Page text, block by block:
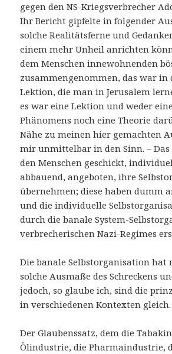
gegen den NS-Kriegsverbrecher
Ihr Bericht gipfelte in folgender
solche Realitätsferne und
einem mehr Unheil anrichten
dem Menschen innewohnenden
zusammengenommen, das war in
Lektion, die man in Jerusalem
es war eine Lektion und weder
Phänomens noch eine Theorie
Nähe zu meinen hier gemachten
mir unmittelbar in den Sinn. – Das
den Menschen geschickt,
abbauend, angeboten, ihre
übernehmen; diese haben dumm
und die individuelle
durch die banale System-
verbrecherischen Nazi-Regimes
Die banale Selbstorganisation hat
solche Ausmaße des Schreckens
jedoch, so glaube ich, sind die
in verschiedenen Kontexten gleich.
Der Glaubenssatz, dem die
Ölindustrie, die Pharmaindustrie,